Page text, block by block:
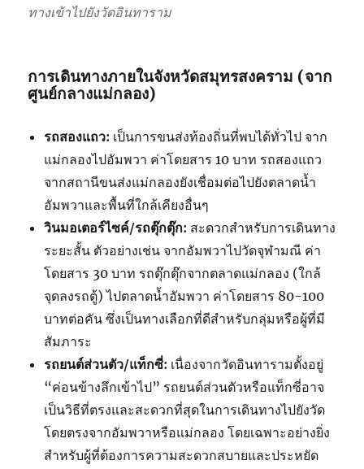
ทางเข้าไปยังวัดอินทาราม
การเดินทางภายในจังหวัดสมุทรสงคราม (จาก
ศูนย์กลางแม่กลอง)
รถสองแถว: เป็นการขนส่งท้องถิ่นที่พบได้ทั่วไป จาก
แม่กลองไปอัมพวา ค่าโดยสาร 10 บาท รถสองแถว
จากสถานีขนส่งแม่กลองยังเชื่อมต่อไปยังตลาดน้ำ
อัมพวาและพื้นที่ใกล้เคียงอื่นๆ
วินมอเตอร์ไซค์/รถตุ๊กตุ๊ก: สะดวกสำหรับการเดินทาง
ระยะสั้น ตัวอย่างเช่น จากอัมพวาไปวัดจุฬามณี ค่า
โดยสาร 30 บาท รถตุ๊กตุ๊กจากตลาดแม่กลอง (ใกล้
จุดลงรถตู้) ไปตลาดน้ำอัมพวา ค่าโดยสาร 80-100
บาทต่อคัน ซึ่งเป็นทางเลือกที่ดีสำหรับกลุ่มหรือผู้ที่มี
สัมภาระ
รถยนต์ส่วนตัว/แท็กซี่: เนื่องจากวัดอินทารามตั้งอยู่
“ค่อนข้างลึกเข้าไป” รถยนต์ส่วนตัวหรือแท็กซี่อาจ
เป็นวิธีที่ตรงและสะดวกที่สุดในการเดินทางไปยังวัด
โดยตรงจากอัมพวาหรือแม่กลอง โดยเฉพาะอย่างยิ่ง
สำหรับผู้ที่ต้องการความสะดวกสบายและประหยัด